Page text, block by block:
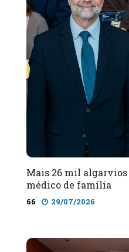
Mais 26 mil algarvios
médico de família
66 29/07/2026